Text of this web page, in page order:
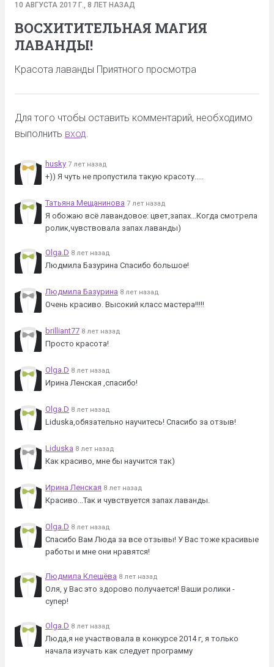
10 АВГУСТА 2017 Г., 8 ЛЕТ НАЗАД
ВОСХИТИТЕЛЬНАЯ МАГИЯ
ЛАВАНДЫ!
Красота лаванды Приятного просмотра
Для того чтобы оставить комментарий, необходимо
выполнить вход.
husky 7 лет назад
+)) Я чуть не пропустила такую красоту.....
Татьяна Мещанинова 7 лет назад
Я обожаю всё лавандовое: цвет,запах...Когда смотрела
ролик,чувствовала запах лаванды)
Olga.D 8 лет назад
Людмила Базурина Спасибо большое!
Людмила Базурина 8 лет назад
Очень красиво. Высокий класс мастера!!!!!
brilliant77 8 лет назад
Просто красота!
Olga.D 8 лет назад
Ирина Ленская ,спасибо!
Olga.D 8 лет назад
Liduska,обязательно научитесь! Спасибо за отзыв!
Liduska 8 лет назад
Как красиво, мне бы научится так)
Ирина Ленская 8 лет назад
Красиво...Так и чувствуется запах лаванды.
Olga.D 8 лет назад
Спасибо Вам Люда за все отзывы! У Вас тоже красивые
работы и мне они нравятся!
Людмила Клещёва 8 лет назад
Оля, у Вас это здорово получается! Ваши ролики -
супер!
Olga.D 8 лет назад
Люда,я не участвовала в конкурсе 2014 г, я только
начала изучать как следует программу